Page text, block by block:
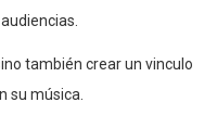
también crear un vinculo
su música.